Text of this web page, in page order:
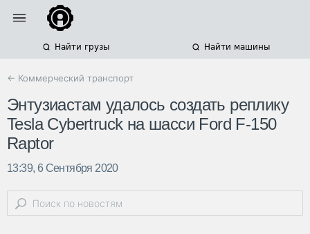
Найти грузы Найти машины
← Коммерческий транспорт
Энтузиастам удалось создать реплику
Tesla Cybertruck на шасси Ford F-150
Raptor
13:39, 6 Сентября 2020